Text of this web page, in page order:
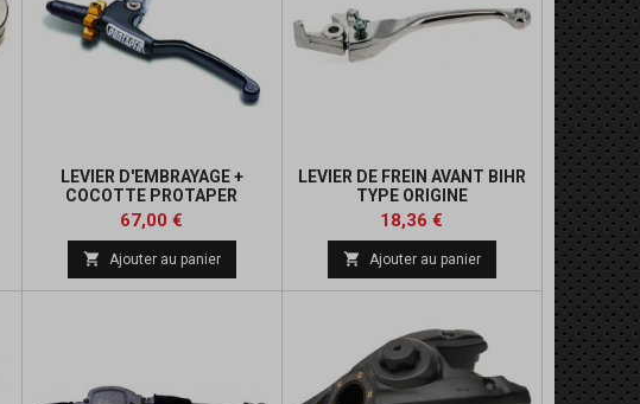
LEVIER D'EMBRAYAGE +
COCOTTE PROTAPER
PROFILE NOIR
Prix
67,00 €
 Ajouter au panier
LEVIER DE FREIN AVANT BIHR
TYPE ORIGINE
Prix
18,36 €
base
 Ajouter au panier